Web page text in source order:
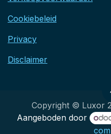
Cookiebeleid
Privacy
Disclaimer
Copyright © Luxor
Aangeboden door